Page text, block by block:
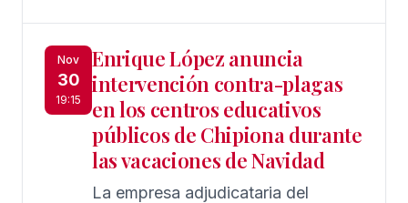
entradas para el musical ‘El Rey
León
Nov
30
19:15
Enrique López anuncia
intervención contra-plagas
en los centros educativos
públicos de Chipiona durante
las vacaciones de Navidad
La empresa adjudicataria del